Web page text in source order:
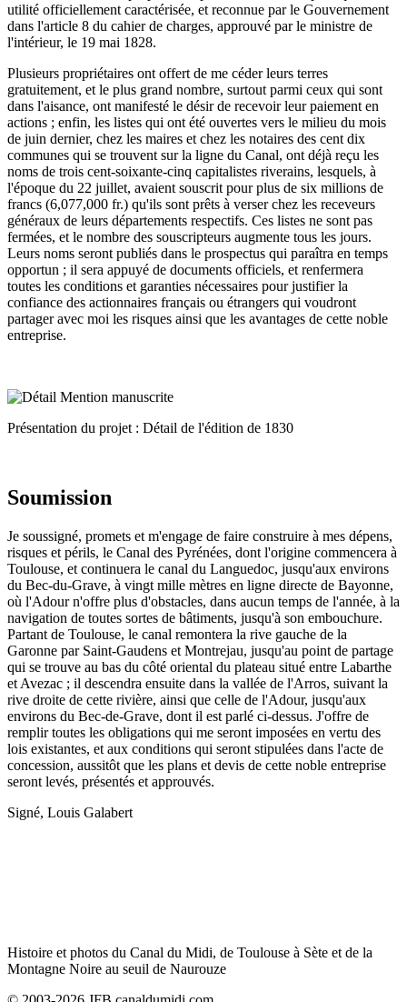
utilité officiellement caractérisée, et reconnue par le Gouvernement
dans l'article 8 du cahier de charges, approuvé par le ministre de
l'intérieur, le 19 mai 1828.
Plusieurs propriétaires ont offert de me céder leurs terres
gratuitement, et le plus grand nombre, surtout parmi ceux qui sont
dans l'aisance, ont manifesté le désir de recevoir leur paiement en
actions ; enfin, les listes qui ont été ouvertes vers le milieu du mois
de juin dernier, chez les maires et chez les notaires des cent dix
communes qui se trouvent sur la ligne du Canal, ont déjà reçu les
noms de trois cent-soixante-cinq capitalistes riverains, lesquels, à
l'époque du 22 juillet, avaient souscrit pour plus de six millions de
francs (6,077,000 fr.) qu'ils sont prêts à verser chez les receveurs
généraux de leurs départements respectifs. Ces listes ne sont pas
fermées, et le nombre des souscripteurs augmente tous les jours.
Leurs noms seront publiés dans le prospectus qui paraîtra en temps
opportun ; il sera appuyé de documents officiels, et renfermera
toutes les conditions et garanties nécessaires pour justifier la
confiance des actionnaires français ou étrangers qui voudront
partager avec moi les risques ainsi que les avantages de cette noble
entreprise.
Présentation du projet : Détail de l'édition de 1830
Soumission
Je soussigné, promets et m'engage de faire construire à mes dépens,
risques et périls, le Canal des Pyrénées, dont l'origine commencera à
Toulouse, et continuera le canal du Languedoc, jusqu'aux environs
du Bec-du-Grave, à vingt mille mètres en ligne directe de Bayonne,
où l'Adour n'offre plus d'obstacles, dans aucun temps de l'année, à la
navigation de toutes sortes de bâtiments, jusqu'à son embouchure.
Partant de Toulouse, le canal remontera la rive gauche de la
Garonne par Saint-Gaudens et Montrejau, jusqu'au point de partage
qui se trouve au bas du côté oriental du plateau situé entre Labarthe
et Avezac ; il descendra ensuite dans la vallée de l'Arros, suivant la
rive droite de cette rivière, ainsi que celle de l'Adour, jusqu'aux
environs du Bec-de-Grave, dont il est parlé ci-dessus. J'offre de
remplir toutes les obligations qui me seront imposées en vertu des
lois existantes, et aux conditions qui seront stipulées dans l'acte de
concession, aussitôt que les plans et devis de cette noble entreprise
seront levés, présentés et approuvés.
Signé, Louis Galabert
Histoire et photos du Canal du Midi, de Toulouse à Sète et de la
Montagne Noire au seuil de Naurouze